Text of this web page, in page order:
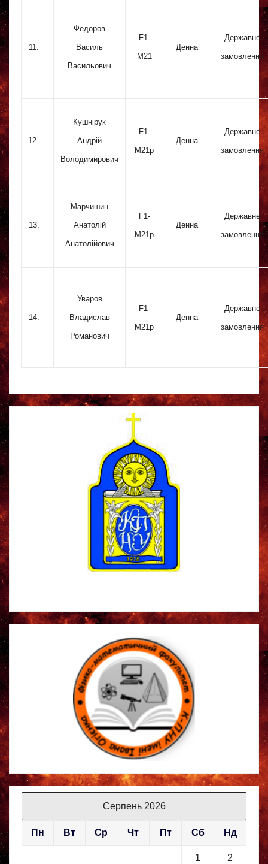
11.
Федоров
Василь
Васильович
F1-
M21
Денна
Державне
замовлення
12.
Кушнірук
Андрій
Володимирович
F1-
M21p
Денна
Державне
замовлення
13.
Марчишин
Анатолій
Анатолійович
F1-
M21p
Денна
Державне
замовлення
14.
Уваров
Владислав
Романович
F1-
M21p
Денна
Державне
замовлення
Серпень 2026
Пн Вт Ср Чт Пт Сб Нд
1 2